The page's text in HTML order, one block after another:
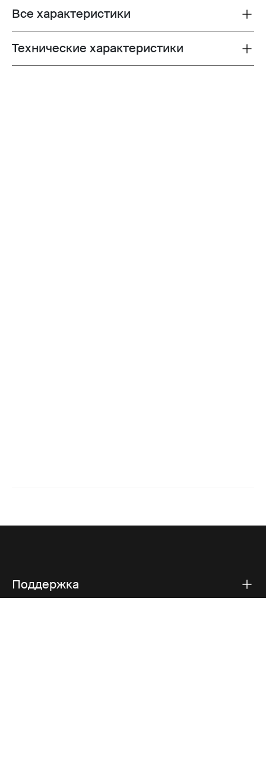
Toggle features
Все характеристики
Toggle techspec
Технические характеристики
Поддержка